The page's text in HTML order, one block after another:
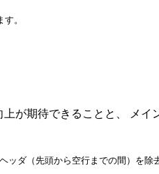
。
が期待できることと、 メイ
ダ（先頭から空行までの間）を除去